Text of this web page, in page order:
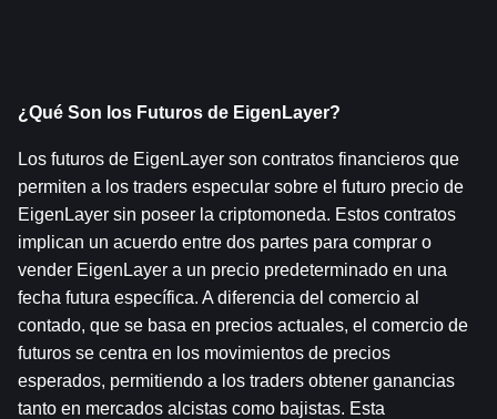
¿Qué Son los Futuros de EigenLayer?
Los futuros de EigenLayer son contratos financieros que
permiten a los traders especular sobre el futuro precio de
EigenLayer sin poseer la criptomoneda. Estos contratos
implican un acuerdo entre dos partes para comprar o
vender EigenLayer a un precio predeterminado en una
fecha futura específica. A diferencia del comercio al
contado, que se basa en precios actuales, el comercio de
futuros se centra en los movimientos de precios
esperados, permitiendo a los traders obtener ganancias
tanto en mercados alcistas como bajistas. Esta